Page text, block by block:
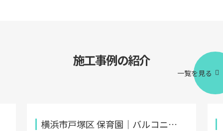
施工事例の紹介
一覧を見る
横浜市戸塚区 保育園｜バルコニ…